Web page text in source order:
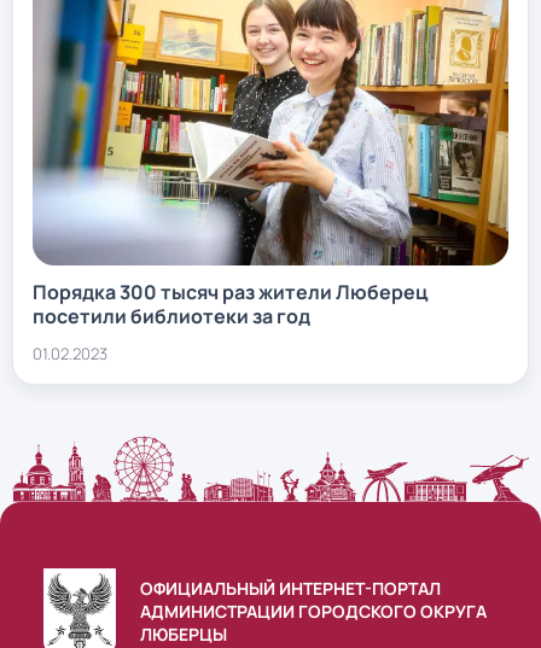
Порядка 300 тысяч раз жители Люберец
посетили библиотеки за год
01.02.2023
ОФИЦИАЛЬНЫЙ ИНТЕРНЕТ-ПОРТАЛ
АДМИНИСТРАЦИИ ГОРОДСКОГО ОКРУГА
ЛЮБЕРЦЫ